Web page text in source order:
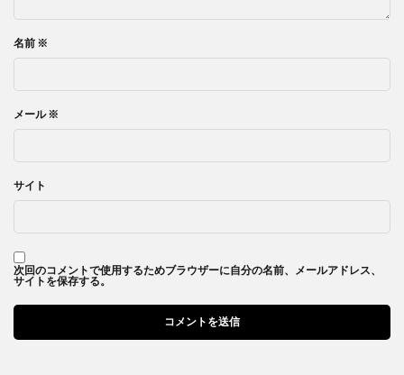
名前 ※
メール※
サイト
次回のコメントで使用するためブラウザーに自分の名前、メールアドレス、
サイトを保存する。